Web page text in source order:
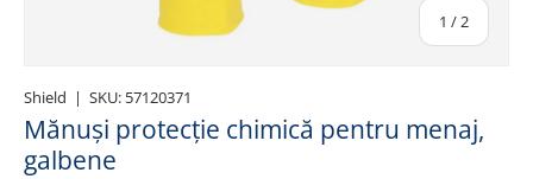
1 / din
2
Shield | SKU: 57120371
Mănuși protecție chimică pentru menaj,
galbene